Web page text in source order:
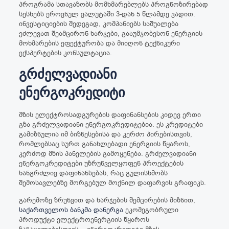
პროგრამა სთავაზობს მომხმარებლებს პროგნოზირებად
სესხებს ეროვნულ ვალუტაში 3-დან 5 წლამდე ვადით.
ინვესტიციების შედეგად, კომპანიებს საშუალება
ეძლევათ შეამცირონ ხარჯები, გააუმჯობესონ ენერგიის
მოხმარების ეფექტურობა და მიიღონ ტექნიკური
ექსპერტების კონსულტაცია.
გრძელვადიანი
ენერგოკრედიტი
მზის ელექტროსადგურების დაფინანსების კიდევ ერთი
გზა გრძელვადიანი ენერგოკრედიტებია. ეს კრედიტები
გამიზნულია იმ ბიზნესებისა და კერძო პირებისთვის,
რომლებსაც სურთ განახლებადი ენერგიის წყაროს,
კერძოდ მზის პანელების გამოყენება. გრძელვადიანი
ენერგოკრედიტები უზრუნველყოფენ პროექტების
ხანგრძლივ დაფინანსებას, რაც გულისხმობს
შემოსავლებზე მორგებულ მოქნილ დაფარვის გრაფიკს.
გარემოზე ზრუნვით და ხარჯების შემცირების მიზნით,
საქართველოს ბანკმა დანერგაეკომეგობრული
პროდუქტი ელექტროენერგიის წყაროს